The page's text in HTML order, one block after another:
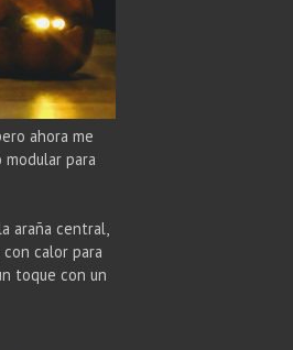
ahora me
para
araña central,
calor para
toque con un